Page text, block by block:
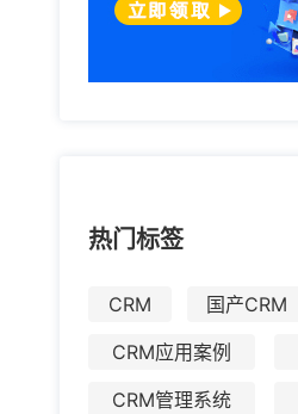
热门标签
CRM 国产CRM
CRM应用案例
CRM管理系统